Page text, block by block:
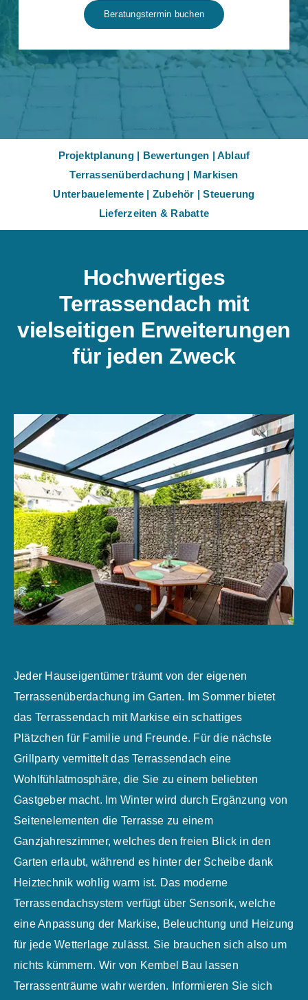
Beratungstermin buchen
Projektplanung| Bewertungen |Ablauf
Terrassenüberdachung | Markisen
Unterbauelemente | Zubehör |Steuerung
Lieferzeiten & Rabatte
Hochwertiges
Terrassendach mit
vielseitigen Erweiterungen
für jeden Zweck
Jeder Hauseigentümer träumt von der eigenen
Terrassenüberdachung im Garten. Im Sommer bietet
das Terrassendach mit Markise ein schattiges
Plätzchen für Familie und Freunde. Für die nächste
Grillparty vermittelt das Terrassendach eine
Wohlfühlatmosphäre, die Sie zu einem beliebten
Gastgeber macht. Im Winter wird durch Ergänzung von
Seitenelementen die Terrasse zu einem
Ganzjahreszimmer, welches den freien Blick in den
Garten erlaubt, während es hinter der Scheibe dank
Heiztechnik wohlig warm ist. Das moderne
Terrassendachsystem verfügt über Sensorik, welche
eine Anpassung der Markise, Beleuchtung und Heizung
für jede Wetterlage zulässt. Sie brauchen sich also um
nichts kümmern. Wir von Kembel Bau lassen
Terrassenträume wahr werden. Informieren Sie sich